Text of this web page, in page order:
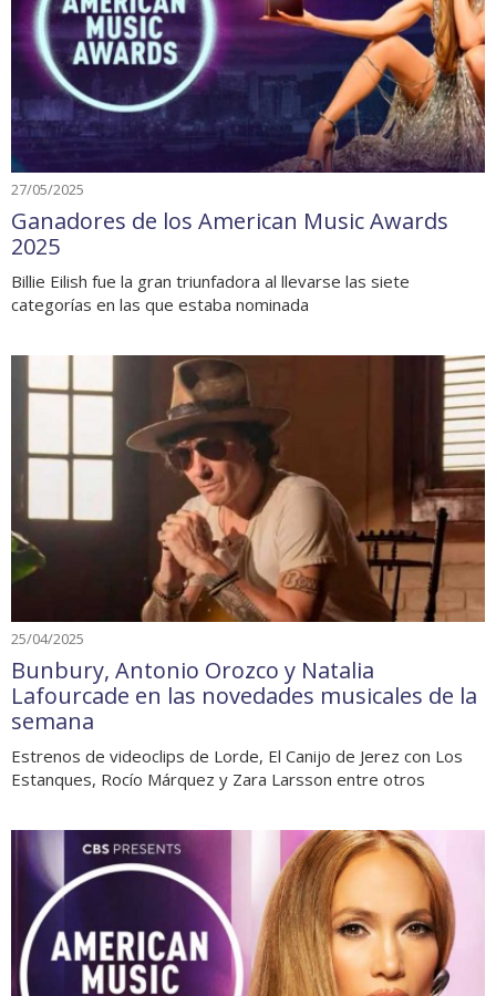
27/05/2025
Ganadores de los American Music Awards
2025
Billie Eilish fue la gran triunfadora al llevarse las siete
categorías en las que estaba nominada
25/04/2025
Bunbury, Antonio Orozco y Natalia
Lafourcade en las novedades musicales de la
semana
Estrenos de videoclips de Lorde, El Canijo de Jerez con Los
Estanques, Rocío Márquez y Zara Larsson entre otros